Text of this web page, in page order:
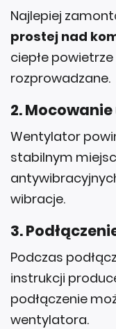
Najlepiej
prostej nad
ciepłe
rozprowadzane.
2.
Wentylator
stabilnym
wibracje.
3.
Podczas
instrukcji
podłączenie
wentylatora.